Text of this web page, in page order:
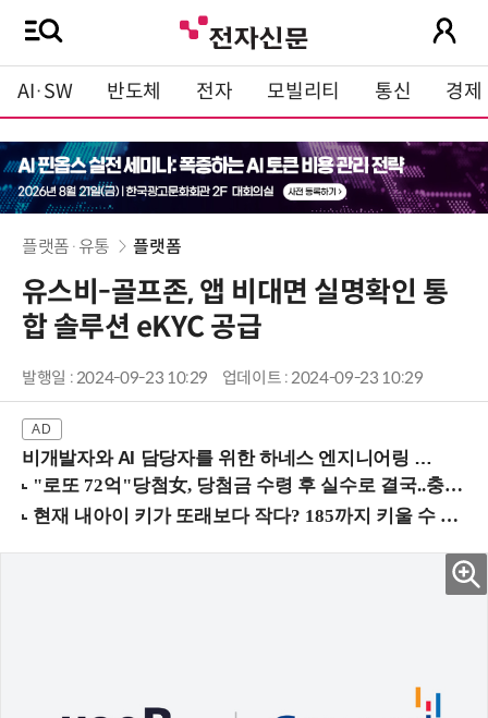
AI·SW 반도체 전자 모빌리티 통신 경제
플랫폼·유통 플랫폼
유스비-골프존, 앱 비대면 실명확인 통
합 솔루션 eKYC 공급
발행일 : 2024-09-23 10:29 업데이트 : 2024-09-23 10:29
비개발자와 AI 담당자를 위한 하네스 엔지니어링 입문과정 (8/20 신논현역)